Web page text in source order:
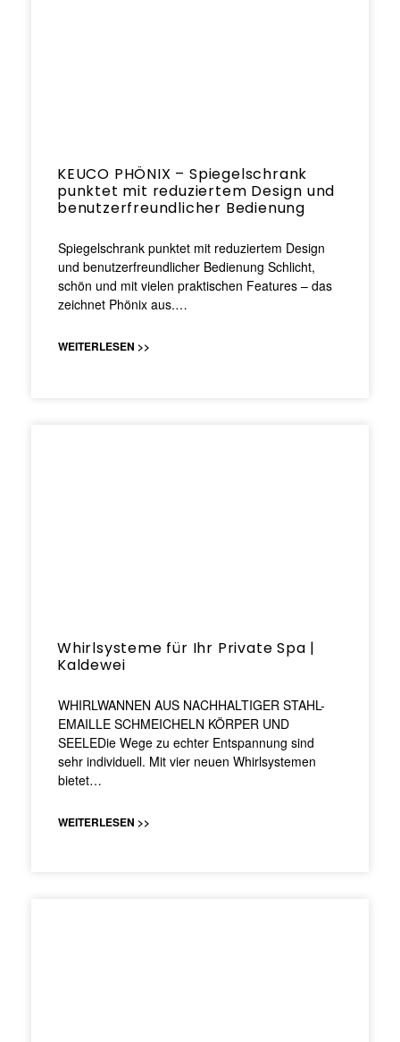
KEUCO PHÖNIX – Spiegelschrank
punktet mit reduziertem Design und
benutzerfreundlicher Bedienung
Spiegelschrank punktet mit reduziertem Design
und benutzerfreundlicher Bedienung Schlicht,
schön und mit vielen praktischen Features – das
zeichnet Phönix aus.…
WEITERLESEN >>
Whirlsysteme für Ihr Private Spa |
Kaldewei
WHIRLWANNEN AUS NACHHALTIGER STAHL-
EMAILLE SCHMEICHELN KÖRPER UND
SEELEDie Wege zu echter Entspannung sind
sehr individuell. Mit vier neuen Whirlsystemen
bietet…
WEITERLESEN >>